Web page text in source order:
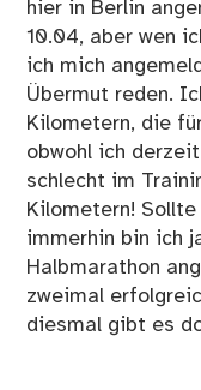
hier in Berlin
10.04, aber wen
ich mich
Übermut reden.
Kilometern, die
obwohl ich
schlecht im
Kilometern!
immerhin bin ich
Halbmarathon
zweimal
diesmal gibt es